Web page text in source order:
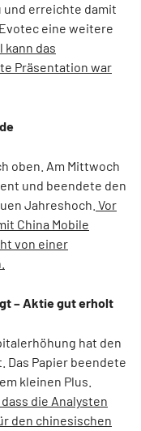
und erreichte damit
eine weitere
kann das
Präsentation war
oben. Am Mittwoch
und beendete den
Jahreshoch. Vor
China Mobile
von einer
– Aktie gut erholt
hat den
Das Papier beendete
kleinen Plus.
die Analysten
den chinesischen